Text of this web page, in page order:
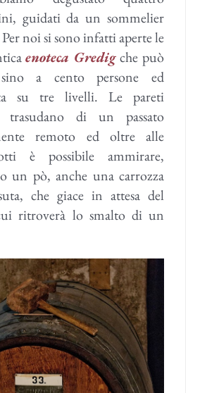
guidati da un sommelier
Per noi si sono infatti aperte le
enoteca Gredig che può
sino a cento persone ed
su tre livelli. Le pareti
trasudano di un passato
remoto ed oltre alle
è possibile ammirare,
un pò, anche una carrozza
che giace in attesa del
ritroverà lo smalto di un